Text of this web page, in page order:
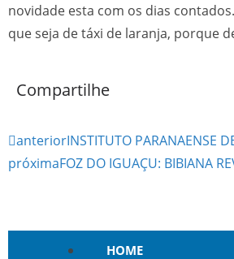
novidade esta com os dias
que seja de táxi de laranja, porque
Compartilhe
anteriorINSTITUTO PARANAENSE
próximaFOZ DO IGUAÇU: BIBIANA
HOME